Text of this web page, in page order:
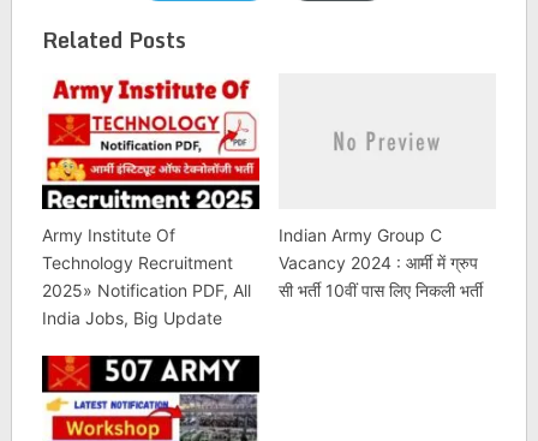
Related Posts
Army Institute Of
Technology Recruitment
2025» Notification PDF, All
India Jobs, Big Update
Indian Army Group C
Vacancy 2024 : आर्मी में ग्रुप
सी भर्ती 10वीं पास लिए निकली भर्ती